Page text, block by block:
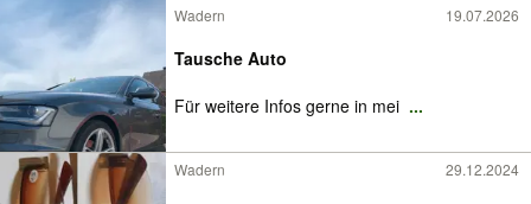
Wadern 19.07.2026
Tausche Auto
Für weitere Infos gerne in mei ...
Wadern 29.12.2024